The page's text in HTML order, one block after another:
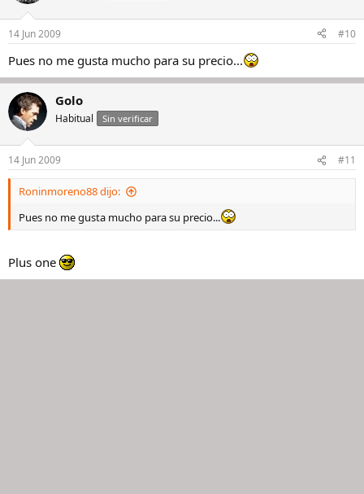
14 Jun 2009 #10
Pues no me gusta mucho para su precio...
Golo
Habitual Sin verificar
14 Jun 2009 #11
Roninmoreno88 dijo:
Pues no me gusta mucho para su precio...
Plus one